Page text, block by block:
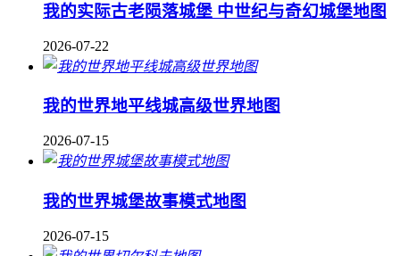
我的实际古老陨落城堡 中世纪与奇幻城堡地图
2026-07-22
我的世界地平线城高级世界地图
2026-07-15
我的世界城堡故事模式地图
2026-07-15